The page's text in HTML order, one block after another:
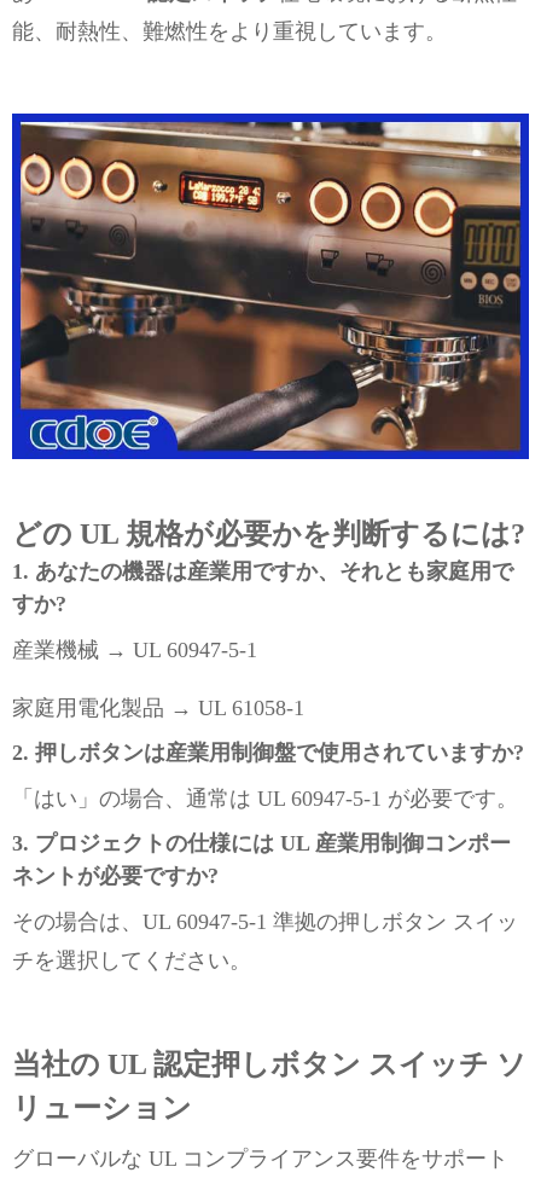
能、耐熱性、難燃性をより重視しています。
どの UL 規格が必要かを判断するには?
1. あなたの機器は産業用ですか、それとも家庭用で
すか?
産業機械 → UL 60947-5-1
家庭用電化製品 → UL 61058-1
2. 押しボタンは産業用制御盤で使用されていますか?
「はい」の場合、通常は UL 60947-5-1 が必要です。
3. プロジェクトの仕様には UL 産業用制御コンポー
ネントが必要ですか?
その場合は、UL 60947-5-1 準拠の押しボタン スイッ
チを選択してください。
当社の UL 認定押しボタン スイッチ ソ
リューション
グローバルな UL コンプライアンス要件をサポート